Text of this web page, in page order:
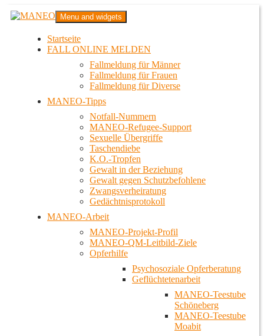
Zum
InhaltMANEO
Das schwule Anti-Gewalt-Projekt in Berlin
Menu and widgets
Startseite
FALL ONLINE MELDEN
Fallmeldung für Männer
Fallmeldung für Frauen
Fallmeldung für Diverse
MANEO-Tipps
Notfall-Nummern
MANEO-Refugee-Support
Sexuelle Übergriffe
Taschendiebe
K.O.-Tropfen
Gewalt in der Beziehung
Gewalt gegen Schutzbefohlene
Zwangsverheiratung
Gedächtnisprotokoll
MANEO-Arbeit
MANEO-Projekt-Profil
MANEO-QM-Leitbild-Ziele
Opferhilfe
Psychosoziale Opferberatung
Geflüchtetenarbeit
MANEO-Teestube
Schöneberg
MANEO-Teestube
Moabit